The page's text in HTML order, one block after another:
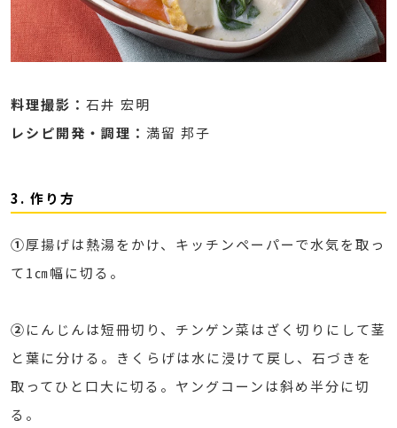
料理撮影： 石井 宏明
レシピ開発・調理： 満留 邦子
3. 作り方
①厚揚げは熱湯をかけ、キッチンペーパーで水気を取っ
て1㎝幅に切る。
②にんじんは短冊切り、チンゲン菜はざく切りにして茎
と葉に分ける。きくらげは水に浸けて戻し、石づきを
取ってひと口大に切る。ヤングコーンは斜め半分に切
る。